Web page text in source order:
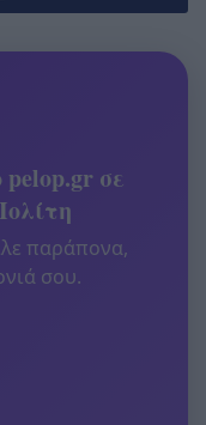
σε
παράπονα,
σου.